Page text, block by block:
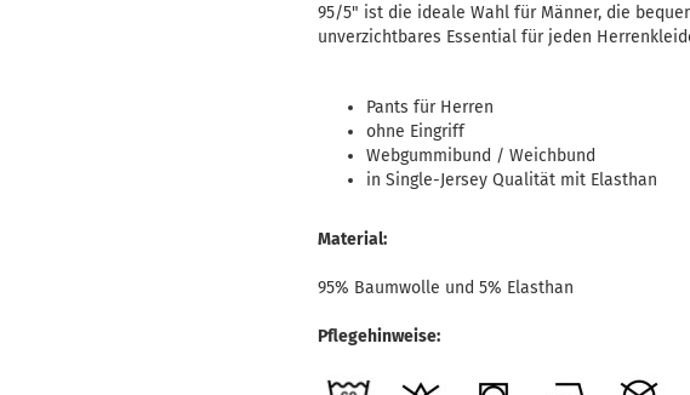
95/5" ist die ideale Wahl für Männer, die
unverzichtbares Essential für jeden
Pants für Herren
ohne Eingriff
Webgummibund / Weichbund
in Single-Jersey Qualität mit Elasthan
Material:
95% Baumwolle und 5% Elasthan
Pflegehinweise: